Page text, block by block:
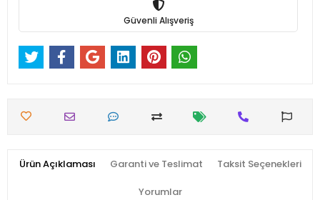
Güvenli Alışveriş
Ürün Açıklaması Garanti ve Teslimat Taksit Seçenekleri
Yorumlar